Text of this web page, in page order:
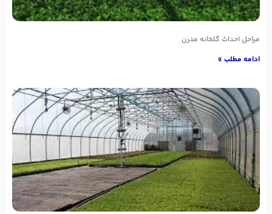
مراحل احداث گلخانه مدرن
ادامه مطلب »